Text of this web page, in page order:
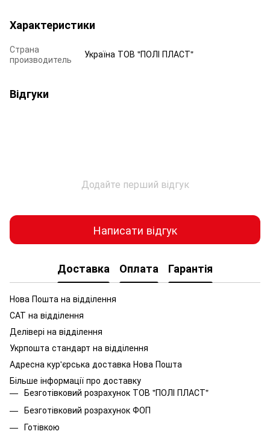
Характеристики
Страна
производитель
Україна ТОВ "ПОЛІ ПЛАСТ"
Відгуки
Додайте перший відгук
Написати відгук
Доставка Оплата Гарантія
Нова Пошта на відділення
САТ на відділення
Делівері на відділення
Укрпошта стандарт на відділення
Адресна кур'єрська доставка Нова Пошта
Більше інформації про доставку
Безготівковий розрахунок ТОВ "ПОЛІ ПЛАСТ"
Безготівковий розрахунок ФОП
Готівкою